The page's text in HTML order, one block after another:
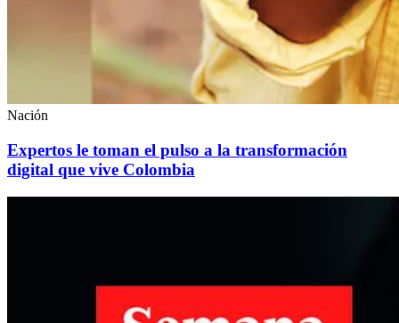
Nación
Expertos le toman el pulso a la transformación
digital que vive Colombia